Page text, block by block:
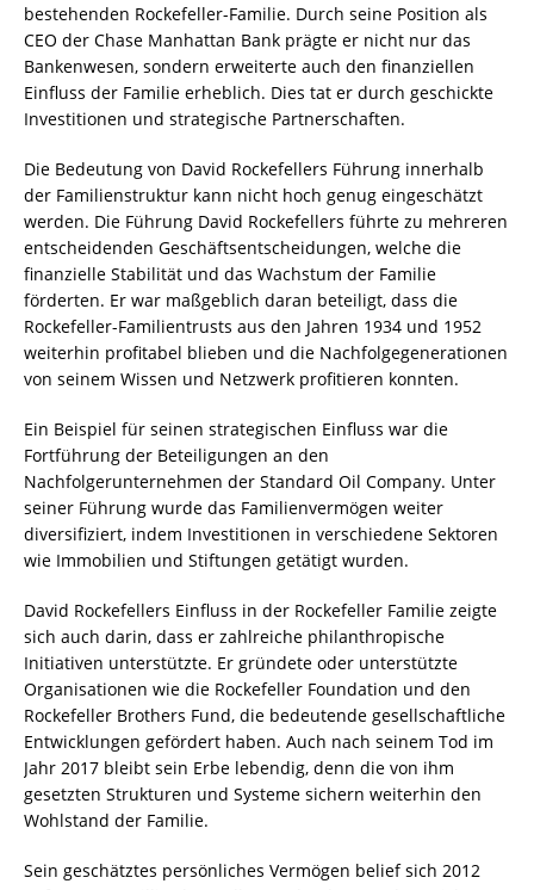
bestehenden Rockefeller-Familie. Durch seine Position als
CEO der Chase Manhattan Bank prägte er nicht nur das
Bankenwesen, sondern erweiterte auch den finanziellen
Einfluss der Familie erheblich. Dies tat er durch geschickte
Investitionen und strategische Partnerschaften.
Die Bedeutung von David Rockefellers Führung innerhalb
der Familienstruktur kann nicht hoch genug eingeschätzt
werden. Die Führung David Rockefellers führte zu mehreren
entscheidenden Geschäftsentscheidungen, welche die
finanzielle Stabilität und das Wachstum der Familie
förderten. Er war maßgeblich daran beteiligt, dass die
Rockefeller-Familientrusts aus den Jahren 1934 und 1952
weiterhin profitabel blieben und die Nachfolgegenerationen
von seinem Wissen und Netzwerk profitieren konnten.
Ein Beispiel für seinen strategischen Einfluss war die
Fortführung der Beteiligungen an den
Nachfolgerunternehmen der Standard Oil Company. Unter
seiner Führung wurde das Familienvermögen weiter
diversifiziert, indem Investitionen in verschiedene Sektoren
wie Immobilien und Stiftungen getätigt wurden.
David Rockefellers Einfluss in der Rockefeller Familie zeigte
sich auch darin, dass er zahlreiche philanthropische
Initiativen unterstützte. Er gründete oder unterstützte
Organisationen wie die Rockefeller Foundation und den
Rockefeller Brothers Fund, die bedeutende gesellschaftliche
Entwicklungen gefördert haben. Auch nach seinem Tod im
Jahr 2017 bleibt sein Erbe lebendig, denn die von ihm
gesetzten Strukturen und Systeme sichern weiterhin den
Wohlstand der Familie.
Sein geschätztes persönliches Vermögen belief sich 2012